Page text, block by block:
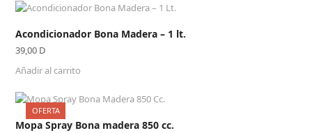
Acondicionador Bona Madera – 1 lt.
39,00 D
Añadir al carrito
OFERTA
Mopa Spray Bona madera 850 cc.